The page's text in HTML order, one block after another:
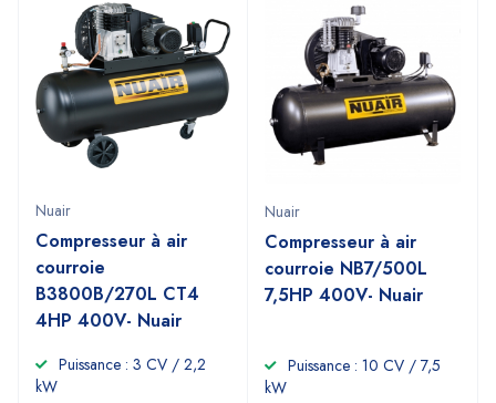
Nuair
Compresseur à air
courroie
B3800B/270L CT4
4HP 400V- Nuair
Puissance : 3 CV / 2,2
kW
Nuair
Compresseur à air
courroie NB7/500L
7,5HP 400V- Nuair
Puissance : 10 CV / 7,5
kW